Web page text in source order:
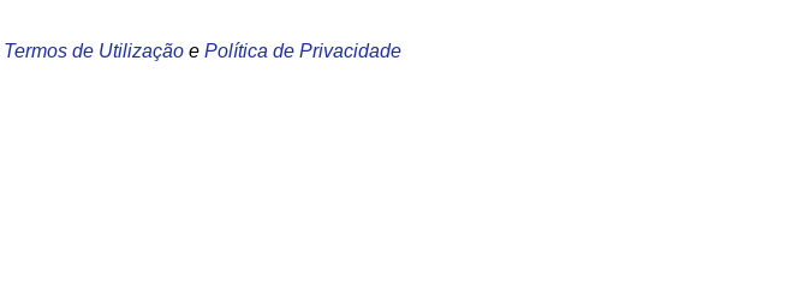
Termos de Utilização e Política de Privacidade